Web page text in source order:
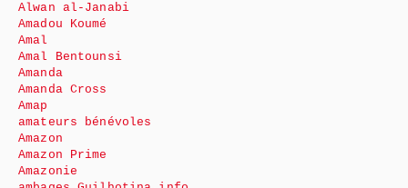
Alwan al-Janabi
Amadou Koumé
Amal
Amal Bentounsi
Amanda
Amanda Cross
Amap
amateurs bénévoles
Amazon
Amazon Prime
Amazonie